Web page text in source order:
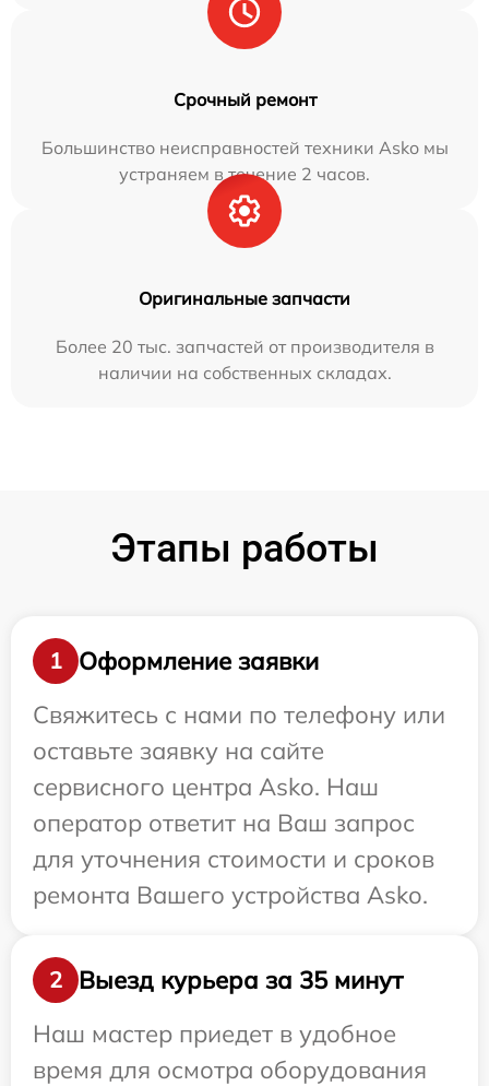
Срочный ремонт
Большинство неисправностей техники Asko мы
устраняем в течение 2 часов.
Оригинальные запчасти
Более 20 тыс. запчастей от производителя в
наличии на собственных складах.
Этапы работы
1
Оформление заявки
Свяжитесь с нами по телефону или
оставьте заявку на сайте
сервисного центра Asko. Наш
оператор ответит на Ваш запрос
для уточнения стоимости и сроков
ремонта Вашего устройства Asko.
2
Выезд курьера за 35 минут
Наш мастер приедет в удобное
время для осмотра оборудования